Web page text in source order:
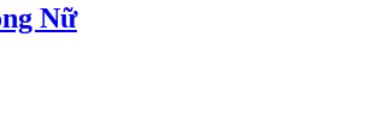
Nữ